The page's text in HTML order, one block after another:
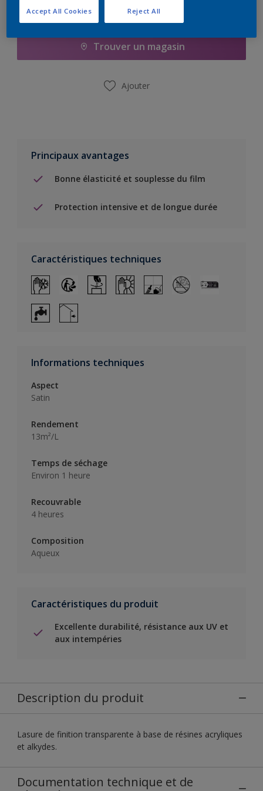
Ajouter à la liste d’achats
Trouver un magasin
Ajouter
Principaux avantages
Bonne élasticité et souplesse du film
Protection intensive et de longue durée
Caractéristiques techniques
Informations techniques
Aspect
Satin
Rendement
13m²/L
Temps de séchage
Environ 1 heure
Recouvrable
4 heures
Composition
Aqueux
Caractéristiques du produit
Excellente durabilité, résistance aux UV et
aux intempéries
Description du produit
Lasure de finition transparente à base de résines acryliques
et alkydes.
Documentation technique et de
Reject All
Accept All Cookies